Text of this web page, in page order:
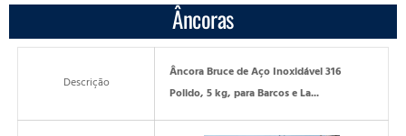
Âncoras
Descrição
Âncora Bruce de Aço Inoxidável 316
Polido, 5 kg, para Barcos e La...